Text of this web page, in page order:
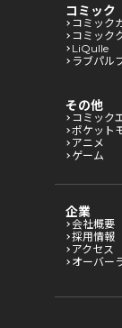
コミック
コミック
コミック
LiQulle
ラブパル
その他
コミック
ポケット
アニメ
ゲーム
企業
会社概要
採用情報
アクセス
オーバー